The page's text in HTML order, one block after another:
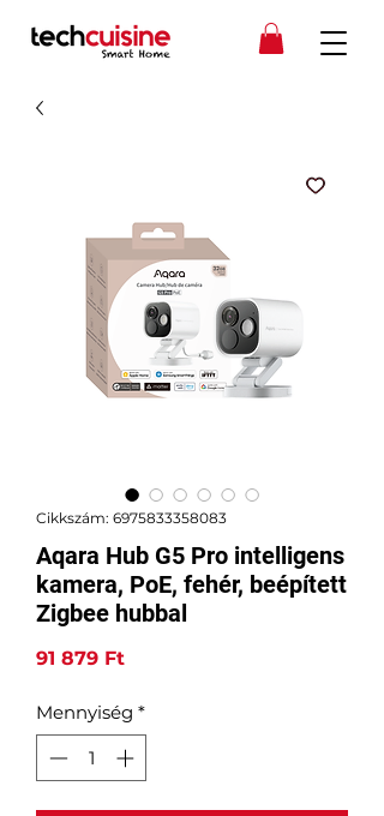
Cikkszám: 6975833358083
Aqara Hub G5 Pro intelligens
kamera, PoE, fehér, beépített
Zigbee hubbal
91 879 FtÁr
Mennyiség *